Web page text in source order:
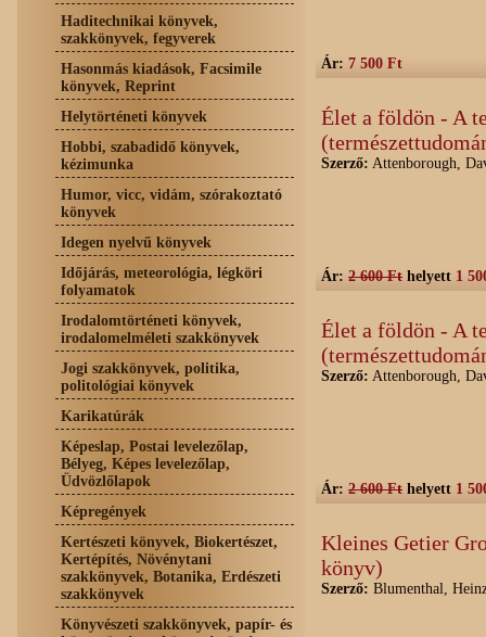
Haditechnikai könyvek,
szakkönyvek, fegyverek
Hasonmás kiadások, Facsimile
könyvek, Reprint
Helytörténeti könyvek
Hobbi, szabadidő könyvek,
kézimunka
Humor, vicc, vidám, szórakoztató
könyvek
Idegen nyelvű könyvek
Időjárás, meteorológia, légköri
folyamatok
Irodalomtörténeti könyvek,
irodalomelméleti szakkönyvek
Jogi szakkönyvek, politika,
politológiai könyvek
Karikatúrák
Képeslap, Postai levelezőlap,
Bélyeg, Képes levelezőlap,
Üdvözlőlapok
Képregények
Kertészeti könyvek, Biokertészet,
Kertépítés, Növénytani
szakkönyvek, Botanika, Erdészeti
szakkönyvek
Könyvészeti szakkönyvek, papír- és
Ár: 7 500 Ft
Élet a földön - A
Szerző: Attenborough,
Ár: 2 600 Ft helyett 1
Élet a földön - A
Szerző: Attenborough,
Ár: 2 600 Ft helyett 1
Kleines Getier
könyv)
Szerző: Blumenthal,